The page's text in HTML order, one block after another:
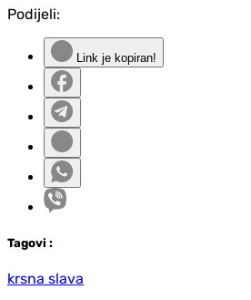
Podijeli:
Link je kopiran!
Tagovi :
krsna slava